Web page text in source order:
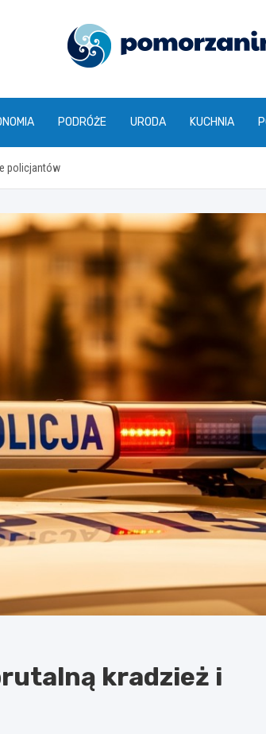
pomorzanin.pl
PODRÓŻE URODA KUCHNIA
policjantów
kradzież i